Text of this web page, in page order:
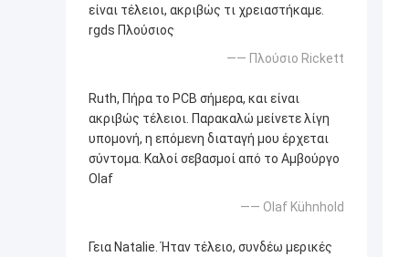
είναι τέλειοι, ακριβώς τι χρειαστήκαμε.
rgds Πλούσιος
—— Πλούσιο Rickett
Ruth, Πήρα το PCB σήμερα, και είναι
ακριβώς τέλειοι. Παρακαλώ μείνετε λίγη
υπομονή, η επόμενη διαταγή μου έρχεται
σύντομα. Καλοί σεβασμοί από το Αμβούργο
Olaf
—— Olaf Kühnhold
Γεια Natalie. Ήταν τέλειο, συνδέω μερικές